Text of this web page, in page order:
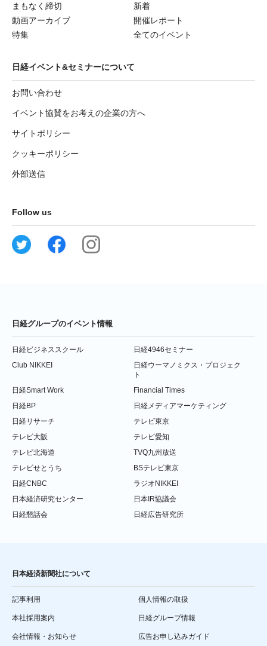
まもなく締切
新着
動画アーカイブ
開催レポート
特集
全てのイベント
日経イベント&セミナーについて
お問い合わせ
イベント協賛をお考えの企業の方へ
サイトポリシー
クッキーポリシー
外部送信
Follow us
日経グループのイベント情報
日経ビジネススクール
日経4946セミナー
Club NIKKEI
日経ウーマノミクス・プロジェク
ト
日経Smart Work
Financial Times
日経BP
日経メディアマーケティング
日経リサーチ
テレビ東京
テレビ大阪
テレビ愛知
テレビ北海道
TVQ九州放送
テレビせとうち
BSテレビ東京
日経CNBC
ラジオNIKKEI
日本経済研究センター
日本IR協議会
日経懇話会
日経広告研究所
日本経済新聞社について
記事利用 個人情報の取扱
本社採用案内 日経グループ情報
会社情報・お知らせ 広告お申し込みガイド